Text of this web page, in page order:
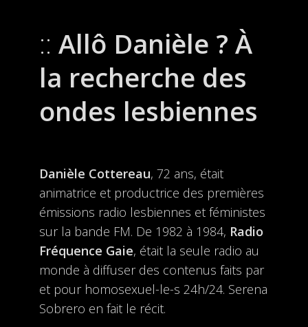
Allô Danièle ? À
la recherche des
ondes lesbiennes
Danièle Cottereau, 72 ans, était
animatrice et productrice des premières
émissions radio lesbiennes et féministes
sur la bande FM. De 1982 à 1984, Radio
Fréquence Gaie, était la seule radio au
monde à diffuser des contenus faits par
et pour homosexuel-le-s 24h/24. Serena
Sobrero en fait le récit.